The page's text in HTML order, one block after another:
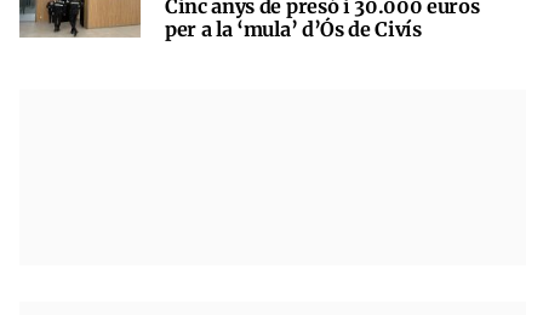
Cinc anys de presó i 30.000 euros
per a la ‘mula’ d’Ós de Civís